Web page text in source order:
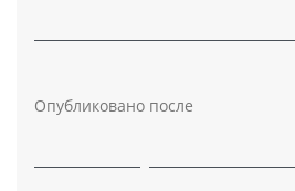
Опубликовано после